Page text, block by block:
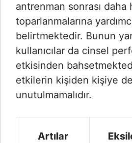
antrenman sonrası daha
toparlanmalarına
belirtmektedir. Bunun
kullanıcılar da cinsel
etkisinden
etkilerin kişiden kişiye
unutulmamalıdır.
Artılar